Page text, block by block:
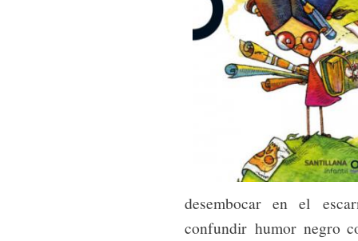
desembocar en el
confundir humor negro